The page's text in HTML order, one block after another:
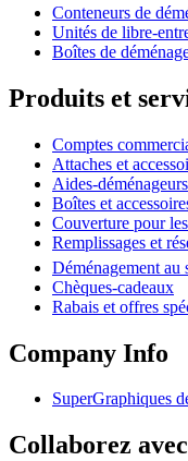
Conteneurs de
Unités de libre-
Boîtes de
Produits et
Comptes
Attaches et
Aides-déménageurs
Boîtes et
Couverture pour
Remplissages et
Déménagement au
Chèques-cadeaux
Rabais et offres
Company Info
SuperGraphiques
Collaborez